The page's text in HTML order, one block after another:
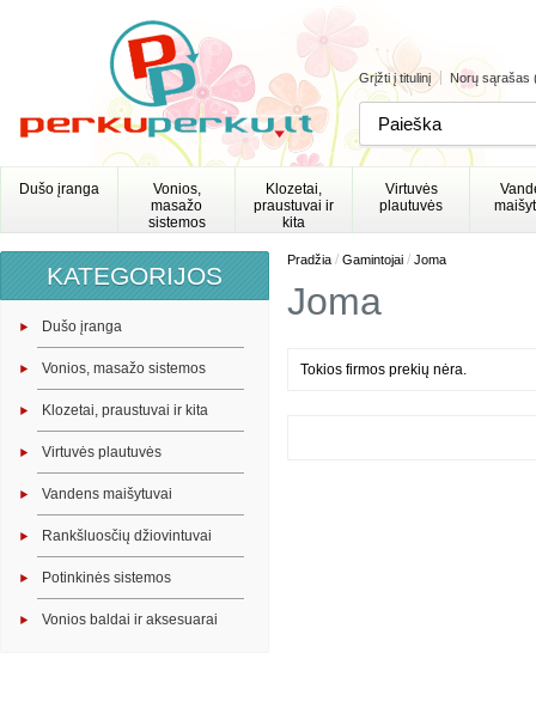
Grįžti į titulinį Norų sąrašas
Dušo įranga
Vonios,
masažo
sistemos
Klozetai,
praustuvai ir
kita
Virtuvės
plautuvės
KATEGORIJOS
Dušo įranga
Vonios, masažo sistemos
Klozetai, praustuvai ir kita
Virtuvės plautuvės
Vandens maišytuvai
Rankšluosčių džiovintuvai
Potinkinės sistemos
Vonios baldai ir aksesuarai
Pradžia / Gamintojai / Joma
Joma
Tokios firmos prekių nėra.